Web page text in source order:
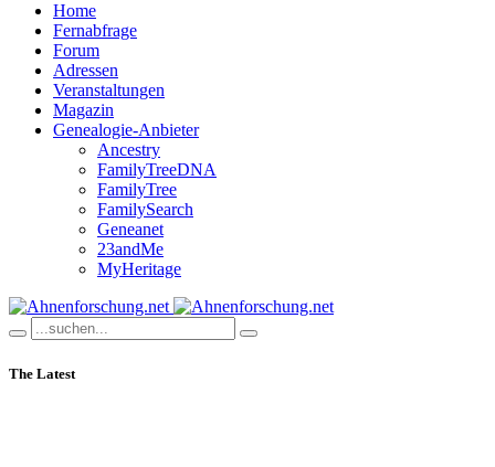
Home
Fernabfrage
Forum
Adressen
Veranstaltungen
Magazin
Genealogie-Anbieter
Ancestry
FamilyTreeDNA
FamilyTree
FamilySearch
Geneanet
23andMe
MyHeritage
The Latest